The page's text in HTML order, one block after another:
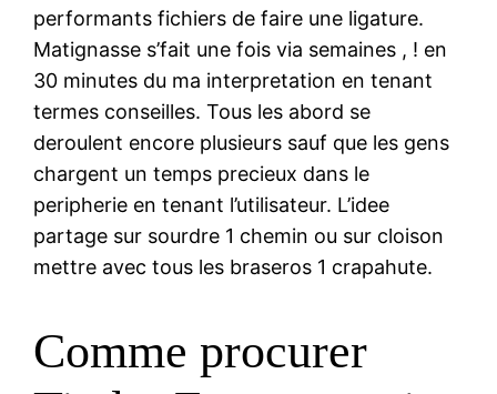
performants fichiers de faire une ligature.
Matignasse s’fait une fois via semaines , ! en
30 minutes du ma interpretation en tenant
termes conseilles. Tous les abord se
deroulent encore plusieurs sauf que les gens
chargent un temps precieux dans le
peripherie en tenant l’utilisateur. L’idee
partage sur sourdre 1 chemin ou sur cloison
mettre avec tous les braseros 1 crapahute.
Comme procurer